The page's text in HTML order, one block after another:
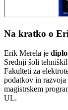
Na kratko o
Erik Merela je
Srednji šoli
Fakulteti za
podatkov in razvoja
magistrskem
UL.